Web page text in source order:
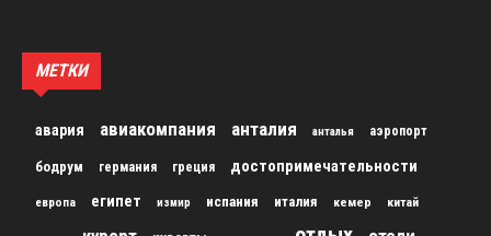
МЕТКИ
авария авиакомпания анталия анталья аэропорт
бодрум германия греция достопримечательности
европа египет измир испания италия кемер китай